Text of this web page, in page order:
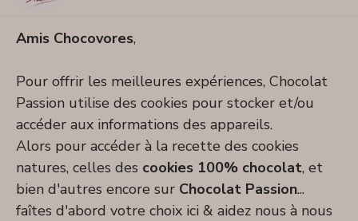
Amis Chocovores,
Pour offrir les meilleures expériences, Chocolat
Passion utilise des cookies pour stocker et/ou
accéder aux informations des appareils.
Alors pour accéder à la recette des cookies
natures, celles des cookies 100% chocolat, et
bien d'autres encore sur Chocolat Passion...
faîtes d'abord votre choix ici & aidez nous à nous